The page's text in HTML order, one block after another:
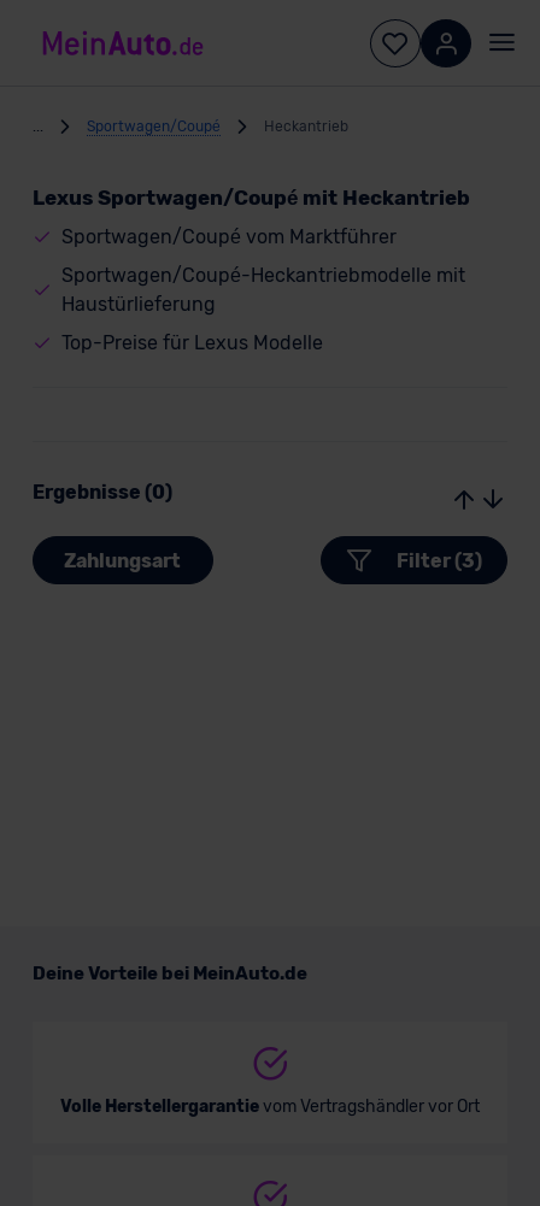
Sportwagen/Coupé Heckantrieb
Lexus Sportwagen/Coupé mit Heckantrieb
Sportwagen/Coupé vom Marktführer
Sportwagen/Coupé-Heckantriebmodelle mit
Haustürlieferung
Top-Preise für Lexus Modelle
Ergebnisse (0)
Zahlungsart Filter (3)
Deine Vorteile bei MeinAuto.de
Volle Herstellergarantievom Vertragshändler vor Ort